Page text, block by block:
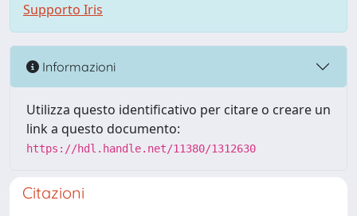
Supporto Iris
Informazioni
Utilizza questo identificativo per citare o creare un
link a questo documento:
https://hdl.handle.net/11380/1312630
Citazioni